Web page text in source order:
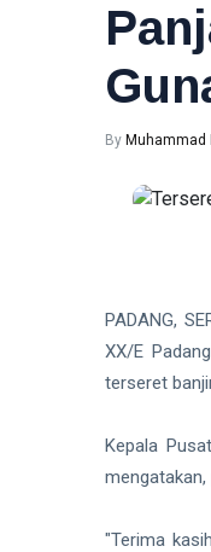
By Muhammad
PADANG,
XX/E
terseret
Kepala
"Terima